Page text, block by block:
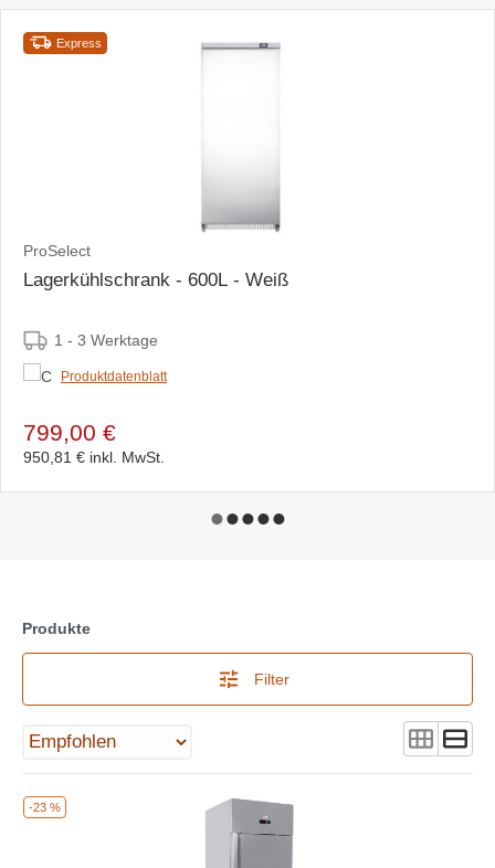
Express
ProSelect
Lagerkühlschrank - 600L - Weiß
1 - 3 Werktage
Produktdatenblatt
799,00 €
950,81 € inkl. MwSt.
Produkte
Filter
-23 %